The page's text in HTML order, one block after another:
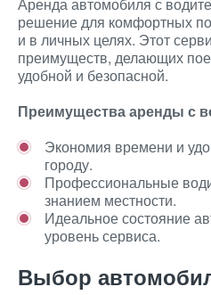
решение для комфортных
и в личных целях. Этот
преимуществ, делающих
удобной и безопасной.
Преимущества аренды с
Экономия времени и
городу.
Профессиональные
знанием местности.
Идеальное состояние
уровень сервиса.
Выбор